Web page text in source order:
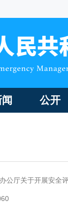
公开
公厅关于开展安全